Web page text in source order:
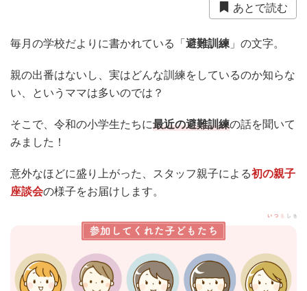
食事
あとで読む
毎月の学校だよりに書かれている「避難訓練」の文字。
親の出番はないし、実はどんな訓練をしているのか知らな
い、というママは多いのでは？
そこで、令和の小学生たちに最近の避難訓練の話を聞いて
みました！
意外なほどに盛り上がった、スタッフ親子による初の親子
座談会の様子をお届けします。